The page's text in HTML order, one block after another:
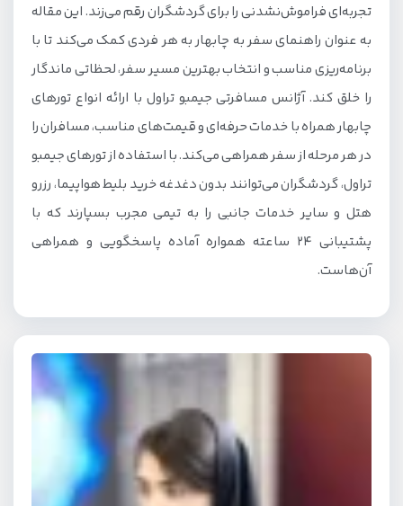
تجربه‌ای فراموش‌نشدنی را برای گردشگران رقم می‌زند. این مقاله
به عنوان راهنمای سفر به چابهار به هر فردی کمک می‌کند تا با
برنامه‌ریزی مناسب و انتخاب بهترین مسیر سفر، لحظاتی ماندگار
را خلق کند. آژانس مسافرتی جیمبو تراول با ارائه انواع تورهای
چابهار همراه با خدمات حرفه‌ای و قیمت‌های مناسب، مسافران را
در هر مرحله از سفر همراهی می‌کند. با استفاده از تورهای جیمبو
تراول، گردشگران می‌توانند بدون دغدغه خرید بلیط هواپیما، رزرو
هتل و سایر خدمات جانبی را به تیمی مجرب بسپارند که با
پشتیبانی 24 ساعته همواره آماده پاسخگویی و همراهی
آن‌هاست.